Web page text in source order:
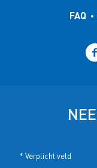
FAQ
* Verplicht veld